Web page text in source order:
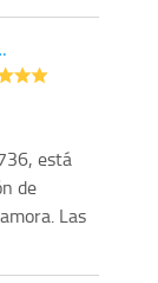
está
de
Las